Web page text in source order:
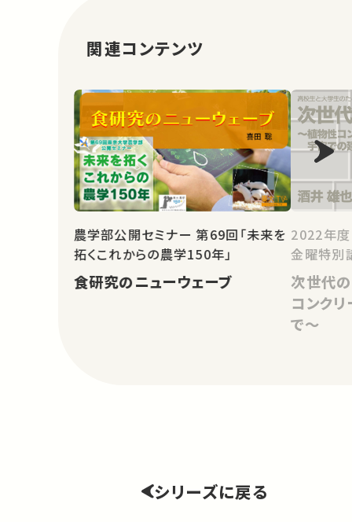
関連コンテンツ
農学部公開セミナー 第69回「未来を
拓くこれからの農学150年」
食研究のニューウェーブ
2022年度
金曜特別
次世代
コンク
で～
シリーズに戻る